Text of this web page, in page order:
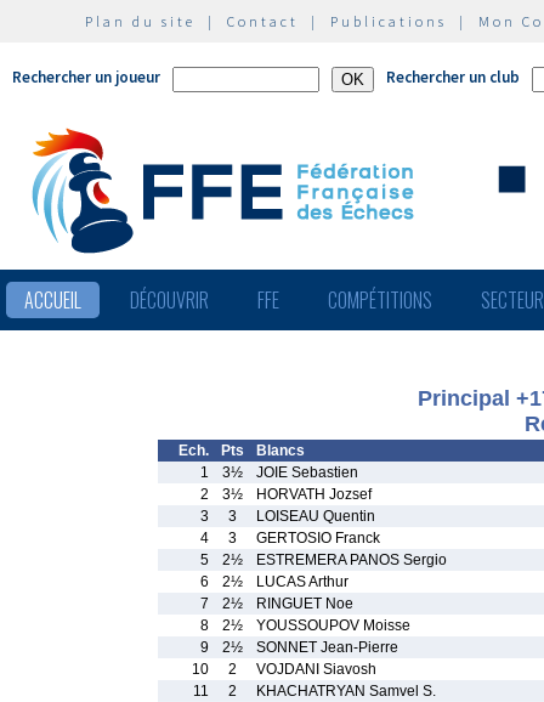
Plan du site | Contact | Publications | Mon
Rechercher un joueur Rechercher un club
ACCUEIL DÉCOUVRIR FFE COMPÉTITIONS
Principal
Ech. Pts
Blancs
1
3½
JOIE Sebastien
2
3½
HORVATH Jozsef
3
3
LOISEAU Quentin
4
3
GERTOSIO Franck
5
2½
ESTREMERA PANOS Sergio
6
2½
LUCAS Arthur
7
2½
RINGUET Noe
8
2½
YOUSSOUPOV Moisse
9
2½
SONNET Jean-Pierre
10
2
VOJDANI Siavosh
11
2
KHACHATRYAN Samvel S.